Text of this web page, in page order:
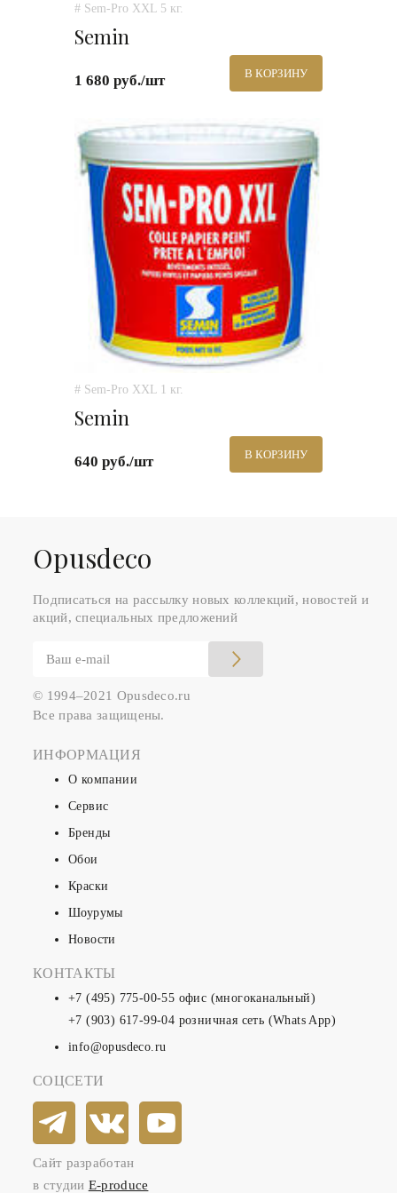
# Sem-Pro XXL 5 кг.
Semin
1 680 руб./шт В КОРЗИНУ
# Sem-Pro XXL 1 кг.
Semin
640 руб./шт В КОРЗИНУ
Оpusdeco
Подписаться на рассылку новых коллекций, новостей и
акций, специальных предложений
© 1994–2021 Opusdeco.ru
Все права защищены.
ИНФОРМАЦИЯ
О компании
Сервис
Бренды
Обои
Краски
Шоурумы
Новости
КОНТАКТЫ
+7 (495) 775-00-55 офис (многоканальный)
+7 (903) 617-99-04 розничная сеть (Whats App)
info@opusdeco.ru
СОЦСЕТИ
Сайт разработан
в студии E-produce